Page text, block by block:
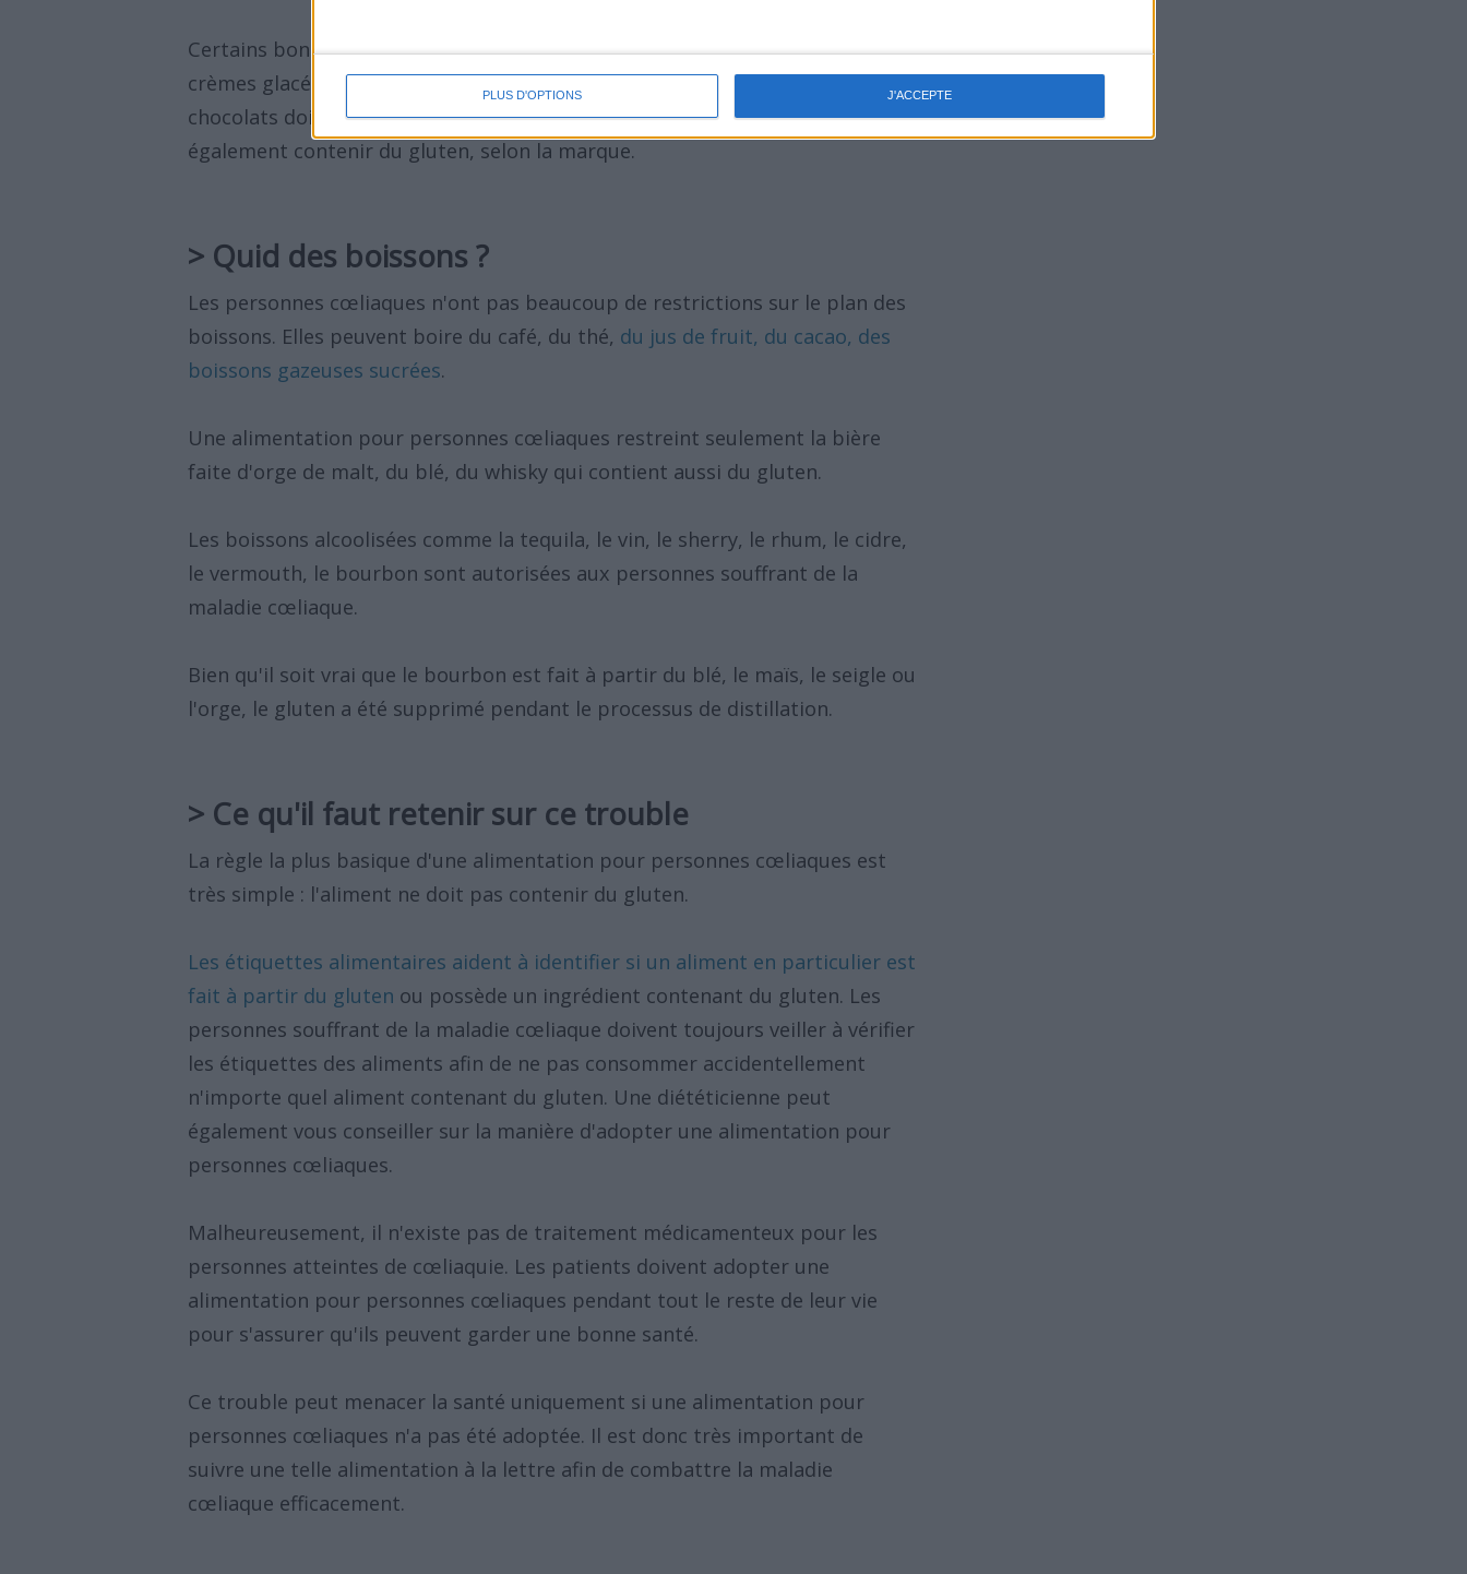
PLUS D'OPTIONS J'ACCEPTE
Certains bonbons, soupes en conserve et sauces ainsi que la plupart des
crèmes glacées contiennent du gluten et doivent aussi être évités. Même les
chocolats doivent être consommés avec prudence puisque certains peuvent
également contenir du gluten, selon la marque.
> Quid des boissons ?
Les personnes cœliaques n'ont pas beaucoup de restrictions sur le plan des
boissons. Elles peuvent boire du café, du thé, du jus de fruit, du cacao, des
boissons gazeuses sucrées.
Une alimentation pour personnes cœliaques restreint seulement la bière
faite d'orge de malt, du blé, du whisky qui contient aussi du gluten.
Les boissons alcoolisées comme la tequila, le vin, le sherry, le rhum, le cidre,
le vermouth, le bourbon sont autorisées aux personnes souffrant de la
maladie cœliaque.
Bien qu'il soit vrai que le bourbon est fait à partir du blé, le maïs, le seigle ou
l'orge, le gluten a été supprimé pendant le processus de distillation.
> Ce qu'il faut retenir sur ce trouble
La règle la plus basique d'une alimentation pour personnes cœliaques est
très simple : l'aliment ne doit pas contenir du gluten.
Les étiquettes alimentaires aident à identifier si un aliment en particulier est
fait à partir du gluten ou possède un ingrédient contenant du gluten. Les
personnes souffrant de la maladie cœliaque doivent toujours veiller à vérifier
les étiquettes des aliments afin de ne pas consommer accidentellement
n'importe quel aliment contenant du gluten. Une diététicienne peut
également vous conseiller sur la manière d'adopter une alimentation pour
personnes cœliaques.
Malheureusement, il n'existe pas de traitement médicamenteux pour les
personnes atteintes de cœliaquie. Les patients doivent adopter une
alimentation pour personnes cœliaques pendant tout le reste de leur vie
pour s'assurer qu'ils peuvent garder une bonne santé.
Ce trouble peut menacer la santé uniquement si une alimentation pour
personnes cœliaques n'a pas été adoptée. Il est donc très important de
suivre une telle alimentation à la lettre afin de combattre la maladie
cœliaque efficacement.